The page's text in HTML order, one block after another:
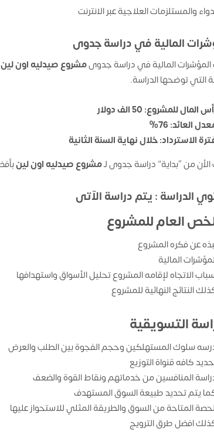
والمستلزمات العلاجية عبر الانترنت
المالية في دراسة جدوى
المالية في دراسة جدوىمشروع صيدليه اون لين
التي توضحها الدراسة.
المال للمشروع: 50 الف دولار
العائد: 76%
الاسترداد: خلال نهاية السنة الثانية
من “بداية” دراسة جدوى لـمشروع صيدليه اون لين
الدراسة : يتم دراسة الآتى
العام للمشروع
عن فكره المشروع
المالية
الاتجاه لإقامه المشروع تحليل الأسواق واستهدافها
النتائج النهائية للمشروع
التسويقية
سلوك المستهلكين وحجم الفجوة بين الطلب والعرض
كافه قنواة التوزيع
المنافسين من خدماتهم ونقاط القوة والضعف
يتم تحديد طبيعة السوق المستهدف
المتاحة من السوق والطريقة المثلي للاستحواز عليها
افضل طرق الترويج